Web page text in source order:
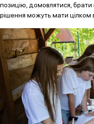
позицію, домовлятися, брати
рішення можуть мати цілком